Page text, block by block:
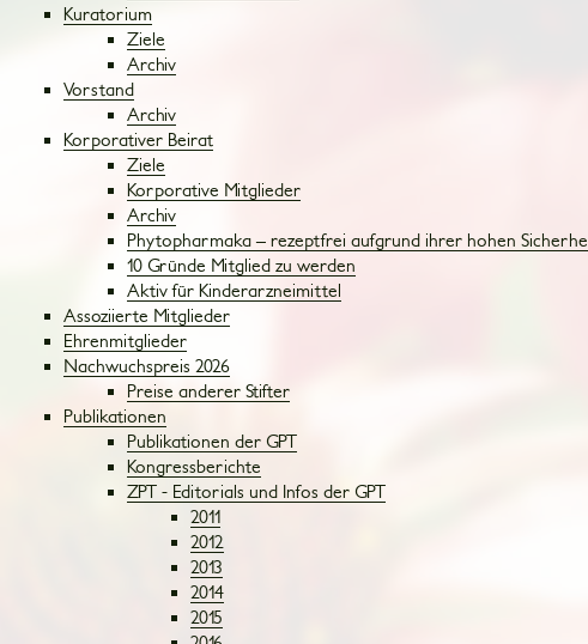
Kuratorium
Ziele
Archiv
Vorstand
Archiv
Korporativer Beirat
Ziele
Korporative Mitglieder
Archiv
Phytopharmaka – rezeptfrei aufgrund ihrer hohen
10 Gründe Mitglied zu werden
Aktiv für Kinderarzneimittel
Assoziierte Mitglieder
Ehrenmitglieder
Nachwuchspreis 2026
Preise anderer Stifter
Publikationen
Publikationen der GPT
Kongressberichte
ZPT - Editorials und Infos der GPT
2011
2012
2013
2014
2015